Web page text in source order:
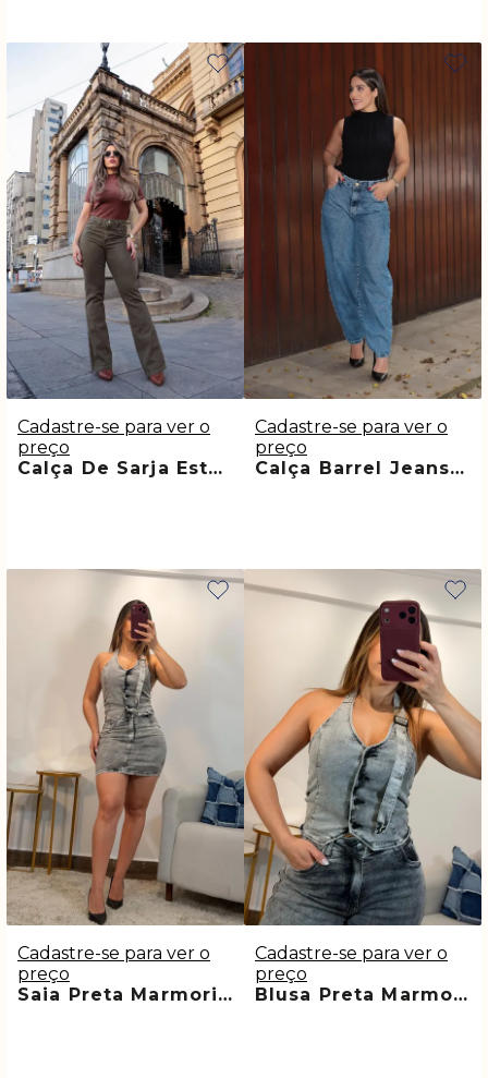
Calça De Sarja Estonada Verde Jumara
Cadastre-se para ver o
preço
Calça Barrel Jeans Médio Raisa
Cadastre-se para ver o
preço
Saia Preta Marmorizada Cinza Premium Meg
Cadastre-se para ver o
preço
Blusa Preta Marmorizada Jeans Premium Flay
Cadastre-se para ver o
preço